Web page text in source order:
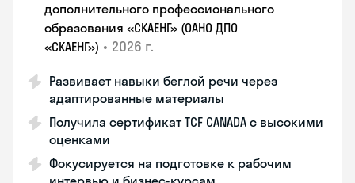
дополнительного профессионального
образования «СКАЕНГ» (ОАНО ДПО
«СКАЕНГ») • 2026 г.
Развивает навыки беглой речи через
адаптированные материалы
Получила сертификат TCF CANADA с высокими
оценками
Фокусируется на подготовке к рабочим